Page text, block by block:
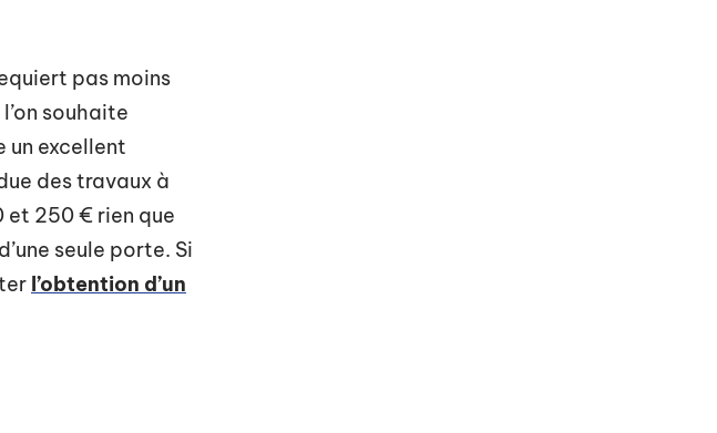
pas moins
souhaite
un excellent
des travaux à
et 250 € rien que
seule porte. Si
l’obtention d’un